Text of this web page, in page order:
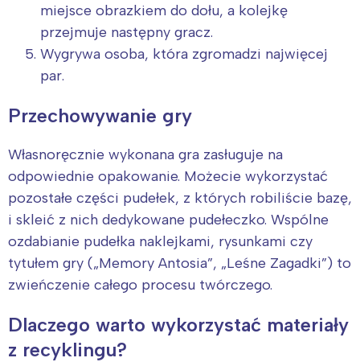
miejsce obrazkiem do dołu, a kolejkę
przejmuje następny gracz.
Wygrywa osoba, która zgromadzi najwięcej
par.
Przechowywanie gry
Własnoręcznie wykonana gra zasługuje na
odpowiednie opakowanie. Możecie wykorzystać
pozostałe części pudełek, z których robiliście bazę,
i skleić z nich dedykowane pudełeczko. Wspólne
ozdabianie pudełka naklejkami, rysunkami czy
tytułem gry („Memory Antosia”, „Leśne Zagadki”) to
zwieńczenie całego procesu twórczego.
Dlaczego warto wykorzystać materiały
z recyklingu?